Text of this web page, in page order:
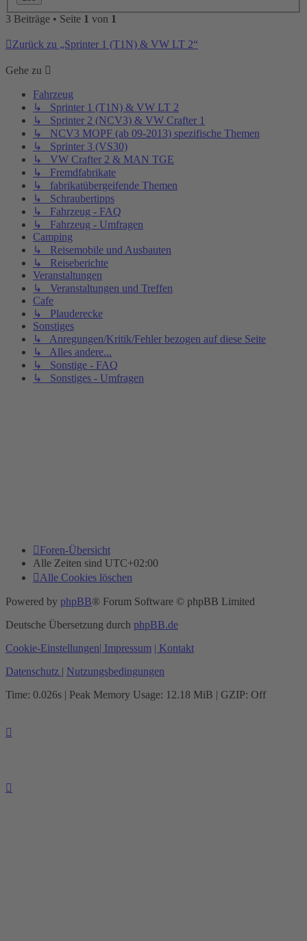
3 Beiträge • Seite 1 von 1
Zurück zu „Sprinter 1 (T1N) & VW LT 2“
Gehe zu
Fahrzeug
↳ Sprinter 1 (T1N) & VW LT 2
↳ Sprinter 2 (NCV3) & VW Crafter 1
↳ NCV3 MOPF (ab 09-2013) spezifische Themen
↳ Sprinter 3 (VS30)
↳ VW Crafter 2 & MAN TGE
↳ Fremdfabrikate
↳ fabrikatübergeifende Themen
↳ Schraubertipps
↳ Fahrzeug - FAQ
↳ Fahrzeug - Umfragen
Camping
↳ Reisemobile und Ausbauten
↳ Reiseberichte
Veranstaltungen
↳ Veranstaltungen und Treffen
Cafe
↳ Plauderecke
Sonstiges
↳ Anregungen/Kritik/Fehler bezogen auf diese Seite
↳ Alles andere...
↳ Sonstige - FAQ
↳ Sonstiges - Umfragen
Foren-Übersicht
Alle Zeiten sind UTC+02:00
Alle Cookies löschen
Powered by phpBB® Forum Software © phpBB Limited
Deutsche Übersetzung durch phpBB.de
Cookie-Einstellungen| Impressum | Kontakt
Datenschutz | Nutzungsbedingungen
Time: 0.026s | Peak Memory Usage: 12.18 MiB | GZIP: Off